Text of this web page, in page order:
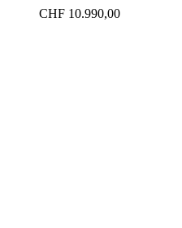
CHF 10.990,00